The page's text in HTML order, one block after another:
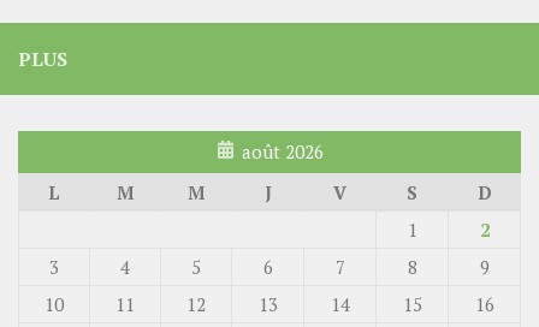
PLUS
août 2026
L
M M J V S
D
1
2
3
4 5 6 7 8
9
10
11 12 13 14 15
16